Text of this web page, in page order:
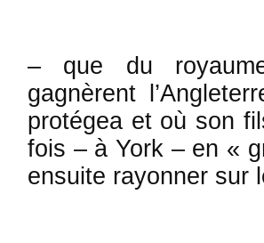
– que du
gagnèrent
protégea et où son
fois – à York – en «
ensuite rayonner sur